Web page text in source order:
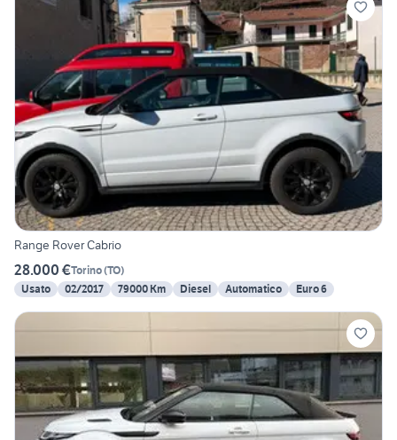
Range Rover Cabrio
28.000 €Torino(TO)
Usato
02/2017 79000 Km Diesel Automatico Euro 6